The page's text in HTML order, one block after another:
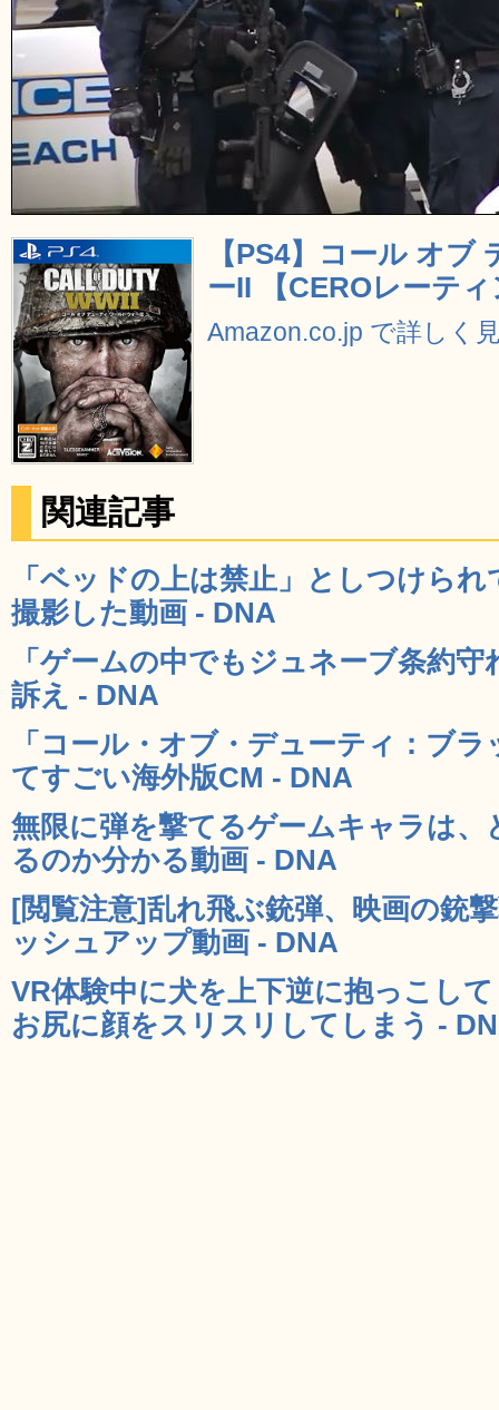
【PS4】コール オブ
ーII 【CEROレーテ
Amazon.co.jp で詳しく
関連記事
「ベッドの上は禁止」としつけら
撮影した動画 - DNA
「ゲームの中でもジュネーブ条約
訴え - DNA
「コール・オブ・デューティ：ブ
てすごい海外版CM - DNA
無限に弾を撃てるゲームキャラは、
るのか分かる動画 - DNA
[閲覧注意]乱れ飛ぶ銃弾、映画の銃
ッシュアップ動画 - DNA
VR体験中に犬を上下逆に抱っこし
お尻に顔をスリスリしてしまう -